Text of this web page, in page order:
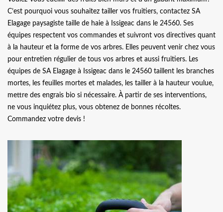
C’est pourquoi vous souhaitez tailler vos fruitiers, contactez SA
Elagage paysagiste taille de haie à Issigeac dans le 24560. Ses
équipes respectent vos commandes et suivront vos directives quant
à la hauteur et la forme de vos arbres. Elles peuvent venir chez vous
pour entretien régulier de tous vos arbres et aussi fruitiers. Les
équipes de SA Elagage à Issigeac dans le 24560 taillent les branches
mortes, les feuilles mortes et malades, les tailler à la hauteur voulue,
mettre des engrais bio si nécessaire. À partir de ses interventions,
ne vous inquiétez plus, vous obtenez de bonnes récoltes.
Commandez votre devis !